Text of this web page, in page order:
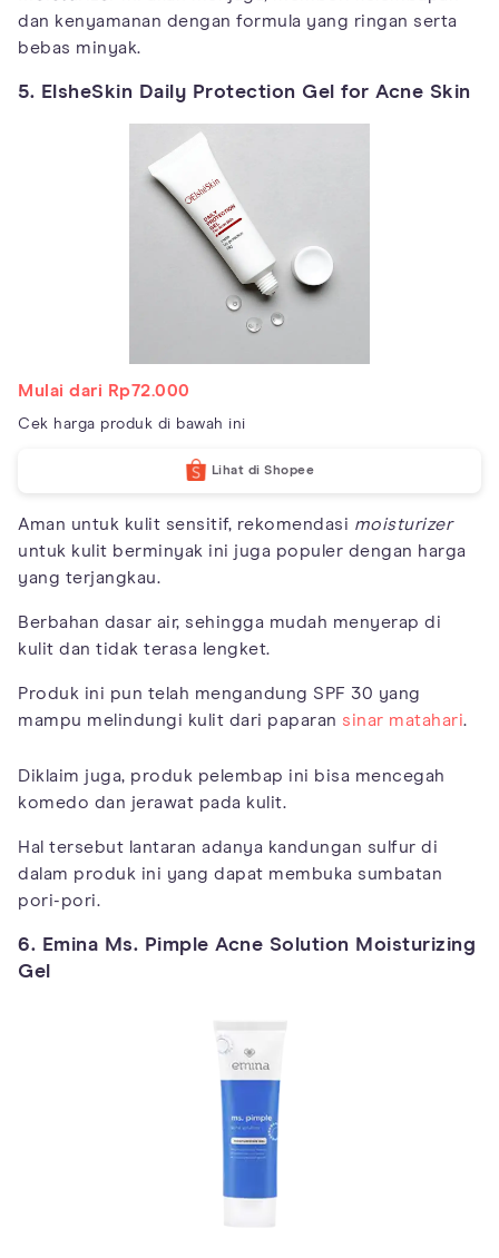
dan kenyamanan dengan formula yang ringan serta
bebas minyak.
5. ElsheSkin Daily Protection Gel for Acne Skin
Mulai dari Rp72.000
Cek harga produk di bawah ini
Lihat di Shopee
Aman untuk kulit sensitif, rekomendasi moisturizer
untuk kulit berminyak ini juga populer dengan harga
yang terjangkau.
Berbahan dasar air, sehingga mudah menyerap di
kulit dan tidak terasa lengket.
Produk ini pun telah mengandung SPF 30 yang
mampu melindungi kulit dari paparan sinar matahari.
Diklaim juga, produk pelembap ini bisa mencegah
komedo dan jerawat pada kulit.
Hal tersebut lantaran adanya kandungan sulfur di
dalam produk ini yang dapat membuka sumbatan
pori-pori.
6. Emina Ms. Pimple Acne Solution Moisturizing
Gel